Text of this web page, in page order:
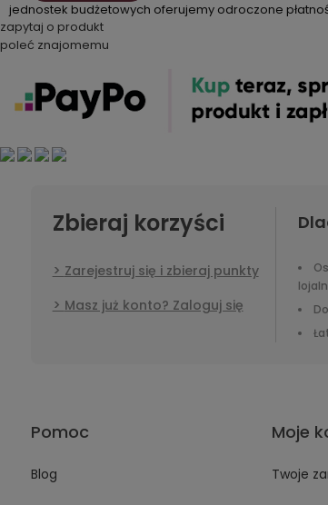
jednostek budżetowych oferujemy odroczone
zapytaj o produkt
poleć znajomemu
Zbieraj korzyści
Zarejestruj się i zbieraj punkty
Masz już konto? Zaloguj się
Pomoc
Blog
Moje
Twoje